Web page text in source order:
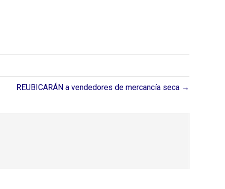
REUBICARÁN a vendedores de mercancía seca →